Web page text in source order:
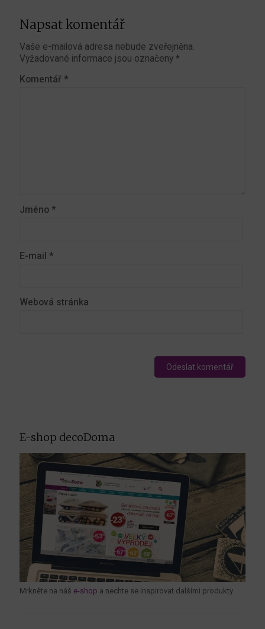
Napsat komentář
Vaše e-mailová adresa nebude zveřejněna.
Vyžadované informace jsou označeny *
Komentář *
Jméno *
E-mail *
Webová stránka
E-shop decoDoma
Mrkněte na náš e-shop a nechte se inspirovat dalšími produkty.